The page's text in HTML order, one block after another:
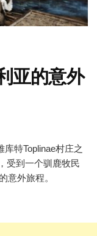
亚的意外
特Toplinae村庄之
受到一个驯鹿牧民
意外旅程。